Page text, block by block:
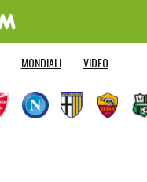
MONDIALI VIDEO